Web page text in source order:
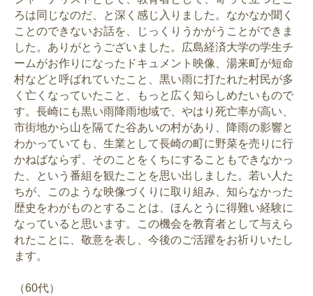
ろは同じなのだ、と深く感じ入りました。なかなか聞く
ことのできないお話を、じっくりうかがうことができま
した。ありがとうございました。広島経済大学の学生チ
ームがお作りになったドキュメント映像、湯来町が短命
村などと呼ばれていたこと、黒い雨に打たれた村民が多
く亡くなっていたこと、もっと広く知らしめたいもので
す。長崎にも黒い雨降雨地域で、やはり死亡率が高い、
市街地から山を隔てた谷あいの村があり、降雨の影響と
わかっていても、生業として長崎の町に野菜を売りに行
かねばならず、そのことをくちにすることもできなかっ
た、という番組を観たことを思い出しました。若い人た
ちが、このような映像づくりに取り組み、知らなかった
歴史をわがものとすることは、ほんとうに得難い経験に
なっていると思います。この機会を教育者として与えら
れたことに、敬意を表し、今後のご活躍をお祈りいたし
ます。
（60代）